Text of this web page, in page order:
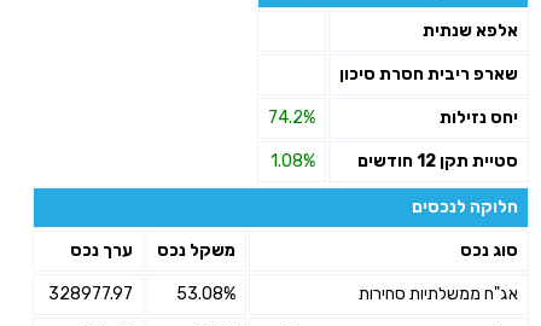
אלפא שנתית
שארפ ריבית חסרת סיכון
יחס נזילות 74.2%
סטיית תקן 12 חודשים 1.08%
חלוקה לנכסים
סוג נכס משקל נכס ערך נכס
אג"ח ממשלתיות סחירות 53.08%
328977.97